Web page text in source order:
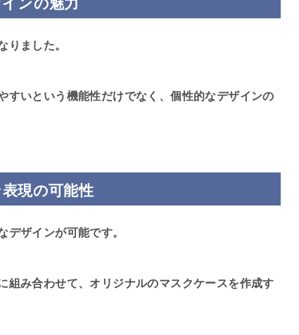
りました。
すいという機能性だけでなく、個性的なデザインの
現の可能性
デザインが可能です。
組み合わせて、オリジナルのマスクケースを作成す